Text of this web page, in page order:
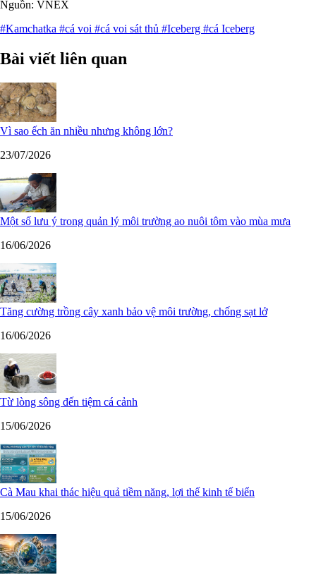
Nguồn: VNEX
#Kamchatka #cá voi #cá voi sát thủ #Iceberg #cá Iceberg
Bài viết liên quan
Vì sao ếch ăn nhiều nhưng không lớn?
23/07/2026
Một số lưu ý trong quản lý môi trường ao nuôi tôm vào mùa mưa
16/06/2026
Tăng cường trồng cây xanh bảo vệ môi trường, chống sạt lở
16/06/2026
Từ lòng sông đến tiệm cá cảnh
15/06/2026
Cà Mau khai thác hiệu quả tiềm năng, lợi thế kinh tế biển
15/06/2026